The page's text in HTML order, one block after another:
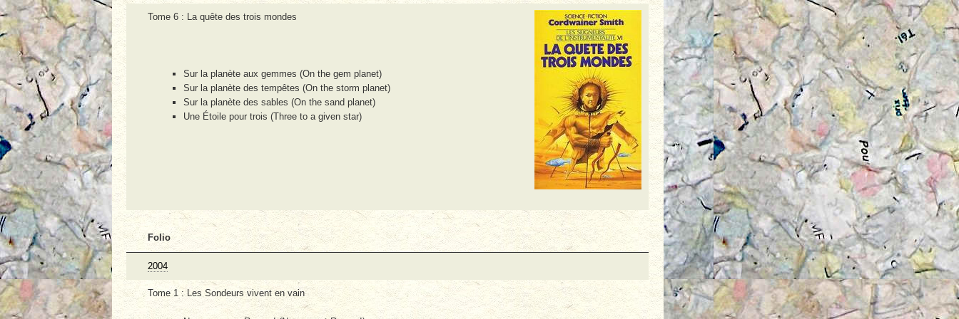
Tome 6 : La quête des trois mondes
Sur la planète aux gemmes (On the gem planet)
Sur la planète des tempêtes (On the storm planet)
Sur la planète des sables (On the sand planet)
Une Étoile pour trois (Three to a given star)
Folio
2004
Tome 1 : Les Sondeurs vivent en vain